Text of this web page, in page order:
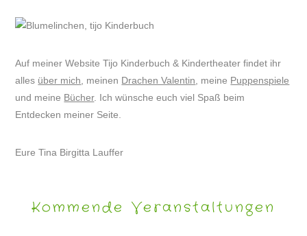
Auf meiner Website Tijo Kinderbuch & Kindertheater findet ihr
alles über mich , meinen Drachen Valentin , meine Puppenspiele
und meine Bücher. Ich wünsche euch viel Spaß beim
Entdecken meiner Seite.
Eure Tina Birgitta Lauffer
Kommende Veranstaltungen